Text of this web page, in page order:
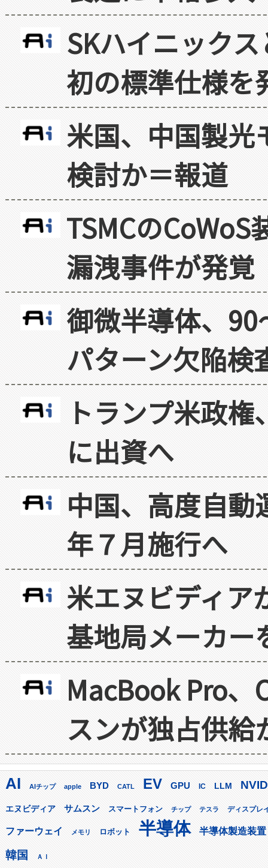
SKハイニック
初の標準仕様を
米国、中国製光
検討か＝報道
TSMCの
漏洩事件が発覚
御微半導体、
パターン欠陥検
トランプ米政
に出資へ
中国、高度自
年７月施行へ
米エヌビディア
基地局メーカー
MacBook Pro
スンが独占供給
AI AIチップ apple BYD CATL EV GPU IC LLM
エヌビディア サムスン スマートフォン チップ テスラ ディスプレ
ファーウェイ メモリ ロボット 半導体 半導体製造装置
韓国 ＡＩ